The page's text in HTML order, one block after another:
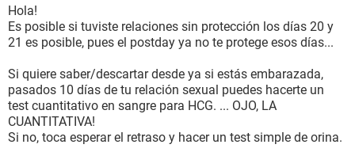
Hola!
Es posible si tuviste relaciones sin protección los días 20 y
21 es posible, pues el postday ya no te protege esos días...
Si quiere saber/descartar desde ya si estás embarazada,
pasados 10 días de tu relación sexual puedes hacerte un
test cuantitativo en sangre para HCG. ... OJO, LA
CUANTITATIVA!
Si no, toca esperar el retraso y hacer un test simple de orina.